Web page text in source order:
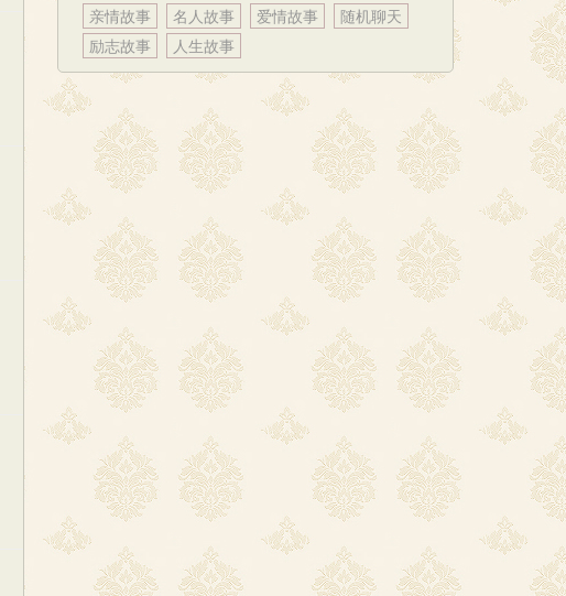
亲情故事
名人故事 爱情故事
随机聊天
励志故事
人生故事